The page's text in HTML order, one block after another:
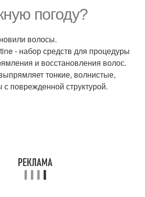
погоду?
волосы.
- набор средств для процедуры
и восстановления волос.
тонкие, волнистые,
поврежденной структурой.